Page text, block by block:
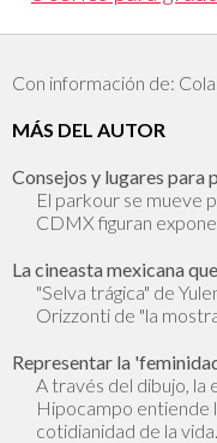
Con información de:
MÁS DEL AUTOR
Consejos y lugares para
El parkour se mueve
CDMX figuran
La cineasta mexicana
"Selva trágica" de
Orizzonti de "la
Representar la
A través del dibujo, la
Hipocampo entiende
cotidianidad de la vida.